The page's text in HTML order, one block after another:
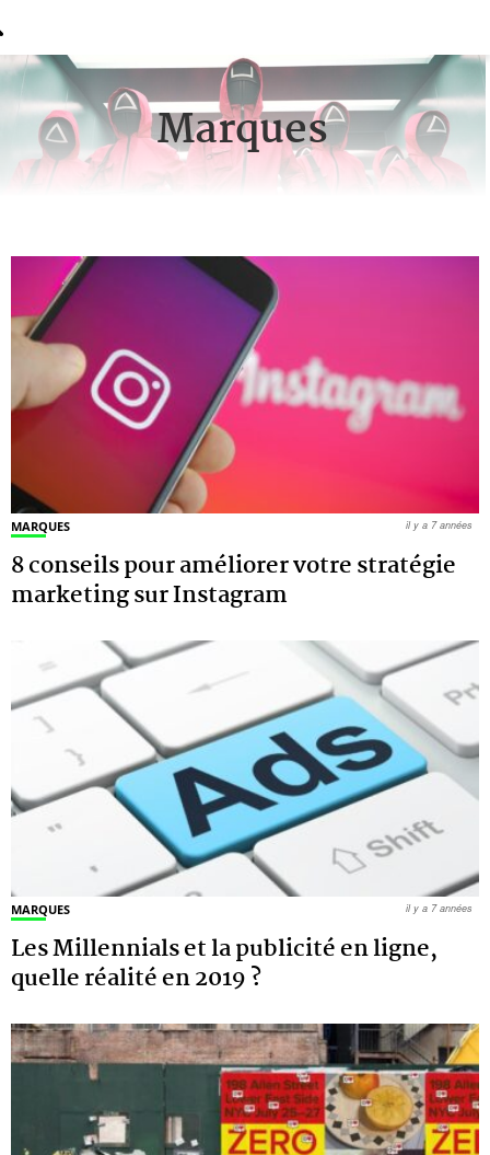
Marques
MARQUES
8 conseils pour améliorer votre stratégie
marketing sur Instagram
il y a 7 années
MARQUES
Les Millennials et la publicité en ligne,
quelle réalité en 2019 ?
il y a 7 années